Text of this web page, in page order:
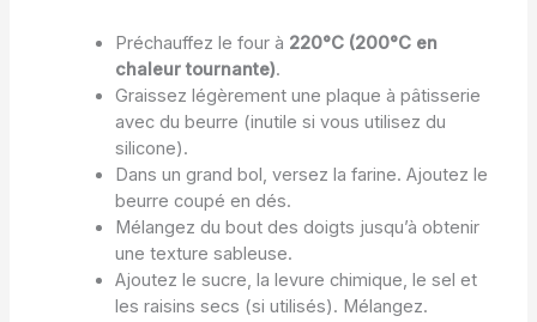
Préchauffez le four à 220°C (200°C en
chaleur tournante).
Graissez légèrement une plaque à pâtisserie
avec du beurre (inutile si vous utilisez du
silicone).
Dans un grand bol, versez la farine. Ajoutez le
beurre coupé en dés.
Mélangez du bout des doigts jusqu’à obtenir
une texture sableuse.
Ajoutez le sucre, la levure chimique, le sel et
les raisins secs (si utilisés). Mélangez.